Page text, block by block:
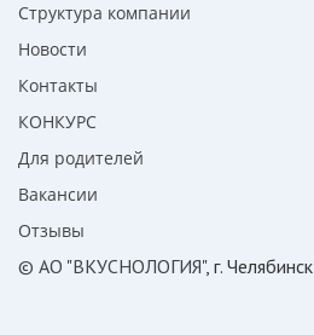
Структура компании
Новости
Контакты
КОНКУРС
Для родителей
Вакансии
Отзывы
© АО "ВКУСНОЛОГИЯ", г. Челябинск